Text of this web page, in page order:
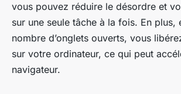
vous pouvez réduire le désordre et
sur une seule tâche à la fois. En plus,
nombre d’onglets ouverts, vous
sur votre ordinateur, ce qui peut
navigateur.